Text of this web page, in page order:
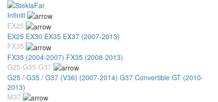
Infiniti
EX25
EX25 EX30 EX35 EX37 (2007-2013)
FX35
FX35 (2004-2007) FX35 (2008-2013)
G25-G35-G37
G25 / G35 / G37 (V36) (2007-2014) G37 Convertible GT (2010-
2013)
M37